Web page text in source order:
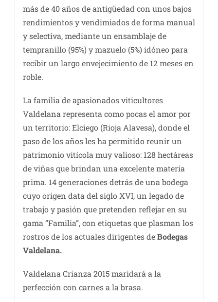
más de 40 años de antigüedad con unos bajos
rendimientos y vendimiados de forma manual
y selectiva, mediante un ensamblaje de
tempranillo (95%) y mazuelo (5%) idóneo para
recibir un largo envejecimiento de 12 meses en
roble.
La familia de apasionados viticultores
Valdelana representa como pocas el amor por
un territorio: Elciego (Rioja Alavesa), donde el
paso de los años les ha permitido reunir un
patrimonio vitícola muy valioso: 128 hectáreas
de viñas que brindan una excelente materia
prima. 14 generaciones detrás de una bodega
cuyo origen data del siglo XVI, un legado de
trabajo y pasión que pretenden reflejar en su
gama “Familia”, con etiquetas que plasman los
rostros de los actuales dirigentes deBodegas
Valdelana.
Valdelana Crianza 2015 maridará a la
perfección con carnes a la brasa.